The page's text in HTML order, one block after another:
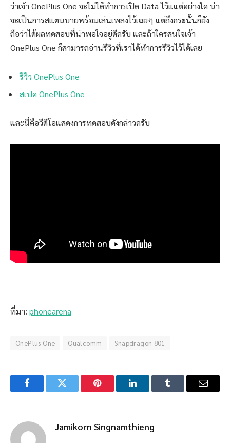
ว่าเจ้า OnePlus One จะไม่ได้ทำการเปิด Data ไว้แแต่อย่างใด น่า
จะเป็นการสแตนบายพร้อมเล่นเพลงไว้เฉยๆ แต่ถึงกระนั้นก็ยัง
ถือว่าได้ผลทดสอบที่น่าพอใจอยู่ดีครับ และถ้าใครสนใจเจ้า
OnePlus One ก็สามารถอ่านรีวิวที่เราได้ทำการรีวิวไว้ได้เลย
รีวิว OnePlus One
สเปค OnePlus One
และนี่คือวีดีโอแสดงการทดสอบดังกล่าวครับ
ที่มา: phonearena
OnePlus One Qualcomm Snapdragon 801
FacebookTwitter Pinterest LinkedInTumblr Email
Jamikorn Singnamthieng